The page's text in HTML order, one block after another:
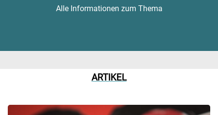
Alle Informationen zum Thema
ARTIKEL